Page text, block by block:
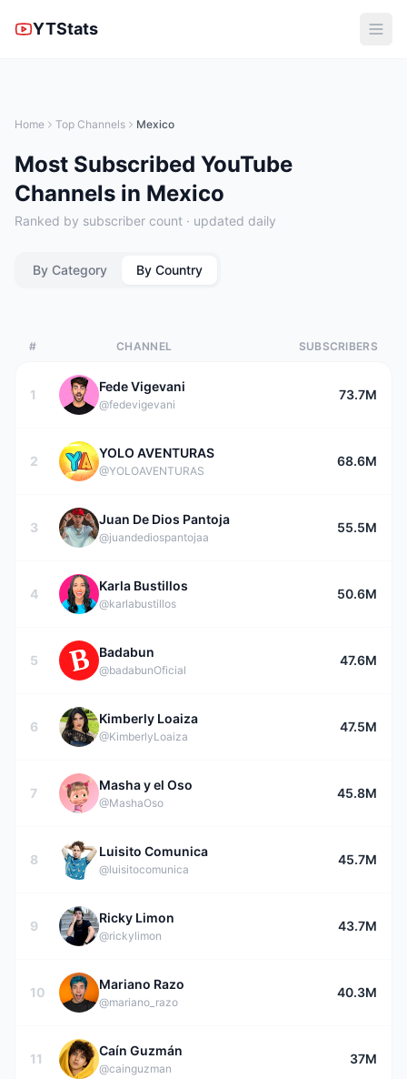
YTStats
Home Top Channels Mexico
Most Subscribed YouTube
Channels in Mexico
Ranked by subscriber count · updated daily
By Category By Country
# CHANNEL SUBSCRIBERS
1
Fede Vigevani
@fedevigevani
73.7M
2
YOLO AVENTURAS
@YOLOAVENTURAS
68.6M
3
Juan De Dios Pantoja
@juandediospantojaa
55.5M
4
Karla Bustillos
@karlabustillos
50.6M
5
Badabun
@badabunOficial
47.6M
6
Kimberly Loaiza
@KimberlyLoaiza
47.5M
7
Masha y el Oso
@MashaOso
45.8M
8
Luisito Comunica
@luisitocomunica
45.7M
9
Ricky Limon
@rickylimon
43.7M
10
Mariano Razo
@mariano_razo
40.3M
11
Caín Guzmán
@cainguzman
37M